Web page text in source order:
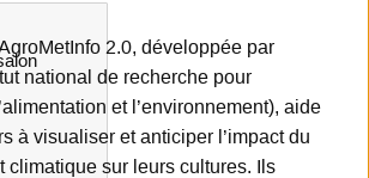
2.0, développée par
national de recherche pour
et l’environnement), aide
à visualiser et anticiper l’impact du
climatique sur leurs cultures. Ils